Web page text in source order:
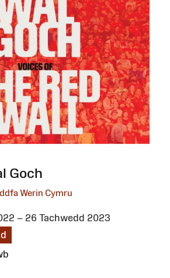
Goch
Werin Cymru
– 26 Tachwedd 2023